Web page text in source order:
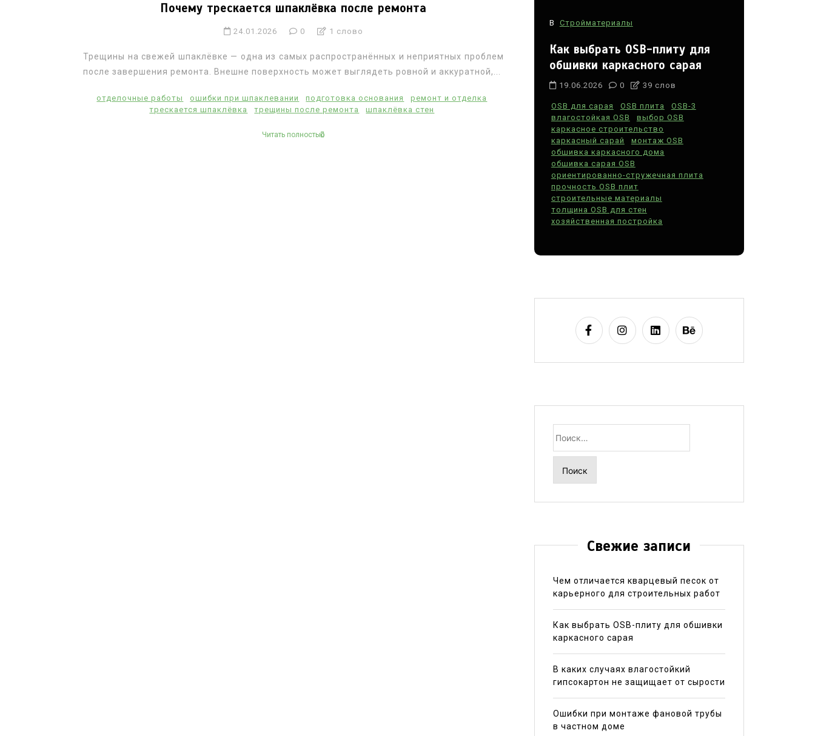
Почему трескается шпаклёвка после ремонта
24.01.2026 0 1 слово
Трещины на свежей шпаклёвке — одна из самых распространённых и неприятных проблем
после завершения ремонта. Внешне поверхность может выглядеть ровной и аккуратной,...
отделочные работы ошибки при шпаклевании подготовка основания
ремонт и отделка
трескается шпаклёвка
трещины после ремонта шпаклёвка стен
Читать полностью
В Стройматериалы
Как выбрать OSB-плиту для
обшивки каркасного сарая
19.06.2026 0 39 слов
OSB для сарая OSB плита
OSB-3
влагостойкая OSB
выбор OSB
каркасное строительство
каркасный сарай
монтаж OSB
обшивка каркасного дома
обшивка сарая OSB
ориентированно-стружечная плита
прочность OSB плит
строительные материалы
толщина OSB для стен
хозяйственная постройка
Свежие записи
Чем отличается кварцевый песок от
карьерного для строительных работ
Как выбрать OSB-плиту для обшивки
каркасного сарая
В каких случаях влагостойкий
гипсокартон не защищает от сырости
Ошибки при монтаже фановой трубы
в частном доме